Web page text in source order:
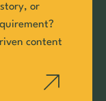
or
content